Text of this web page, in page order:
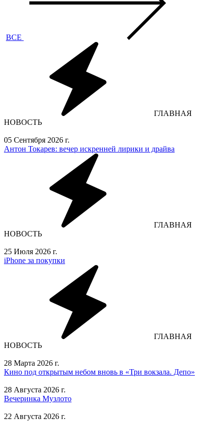
ВСЕ
ГЛАВНАЯ
НОВОСТЬ
05 Сентября 2026 г.
Антон Токарев: вечер искренней лирики и драйва
ГЛАВНАЯ
НОВОСТЬ
25 Июля 2026 г.
iPhone за покупки
ГЛАВНАЯ
НОВОСТЬ
28 Марта 2026 г.
Кино под открытым небом вновь в «Три вокзала. Депо»
28 Августа 2026 г.
Вечеринка Музлото
22 Августа 2026 г.